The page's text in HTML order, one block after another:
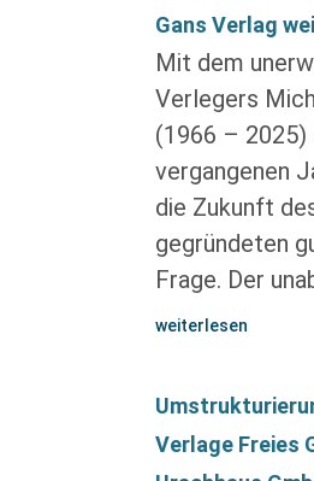
Gans Verlag
Mit dem
Verlegers
(1966 – 2025)
vergangenen
die Zukunft
gegründeten
Frage. Der
weiterlesen
Verlage Freies